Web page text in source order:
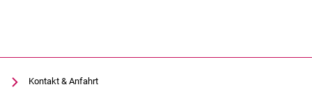
Kontakt & Anfahrt